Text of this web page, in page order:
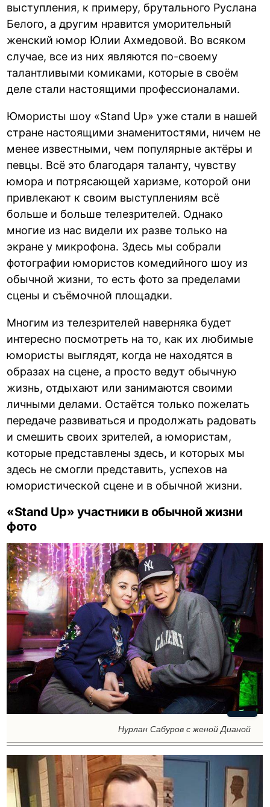
выступления, к примеру, брутального Руслана
Белого, а другим нравится уморительный
женский юмор Юлии Ахмедовой. Во всяком
случае, все из них являются по-своему
талантливыми комиками, которые в своём
деле стали настоящими профессионалами.
Юмористы шоу «Stand Up» уже стали в нашей
стране настоящими знаменитостями, ничем не
менее известными, чем популярные актёры и
певцы. Всё это благодаря таланту, чувству
юмора и потрясающей харизме, которой они
привлекают к своим выступлениям всё
больше и больше телезрителей. Однако
многие из нас видели их разве только на
экране у микрофона. Здесь мы собрали
фотографии юмористов комедийного шоу из
обычной жизни, то есть фото за пределами
сцены и съёмочной площадки.
Многим из телезрителей наверняка будет
интересно посмотреть на то, как их любимые
юмористы выглядят, когда не находятся в
образах на сцене, а просто ведут обычную
жизнь, отдыхают или занимаются своими
личными делами. Остаётся только пожелать
передаче развиваться и продолжать радовать
и смешить своих зрителей, а юмористам,
которые представлены здесь, и которых мы
здесь не смогли представить, успехов на
юмористической сцене и в обычной жизни.
«Stand Up» участники в обычной жизни
фото
Нурлан Сабуров с женой Дианой